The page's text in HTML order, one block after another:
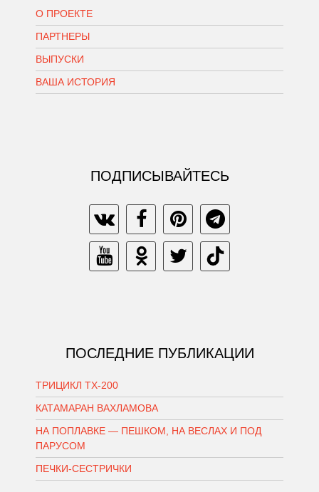
О ПРОЕКТЕ
ПАРТНЕРЫ
ВЫПУСКИ
ВАША ИСТОРИЯ
ПОДПИСЫВАЙТЕСЬ
ПОСЛЕДНИЕ ПУБЛИКАЦИИ
ТРИЦИКЛ ТХ-200
КАТАМАРАН ВАХЛАМОВА
НА ПОПЛАВКЕ — ПЕШКОМ, НА ВЕСЛАХ И ПОД
ПАРУСОМ
ПЕЧКИ-СЕСТРИЧКИ